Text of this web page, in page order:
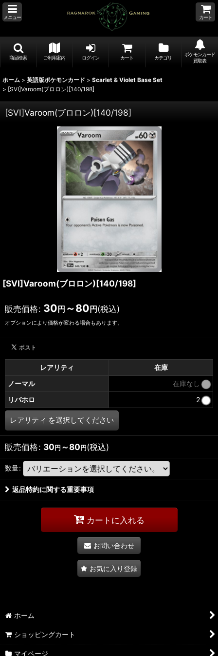
メニュー カート
商品検索 ご利用案内 ログイン カート カテゴリ
ポケモンカード
買取表
ホーム > 英語版ポケモンカード > Scarlet & Violet Base Set
> [SVI]Varoom(ブロロン)[140/198]
[SVI]Varoom(ブロロン)[140/198]
[SVI]Varoom(ブロロン)[140/198]
販売価格: 30 円 ～80 円 (税込)
オプションにより価格が変わる場合もあります。
レアリティ
在庫
ノーマル
在庫なし
リバホロ
2
レアリティ を選択してください
販売価格: 30円 ～80円(税込)
数量:
返品特約に関する重要事項
カートに入れる
お問い合わせ
お気に入り登録
ホーム
ショッピングカート
マイページ